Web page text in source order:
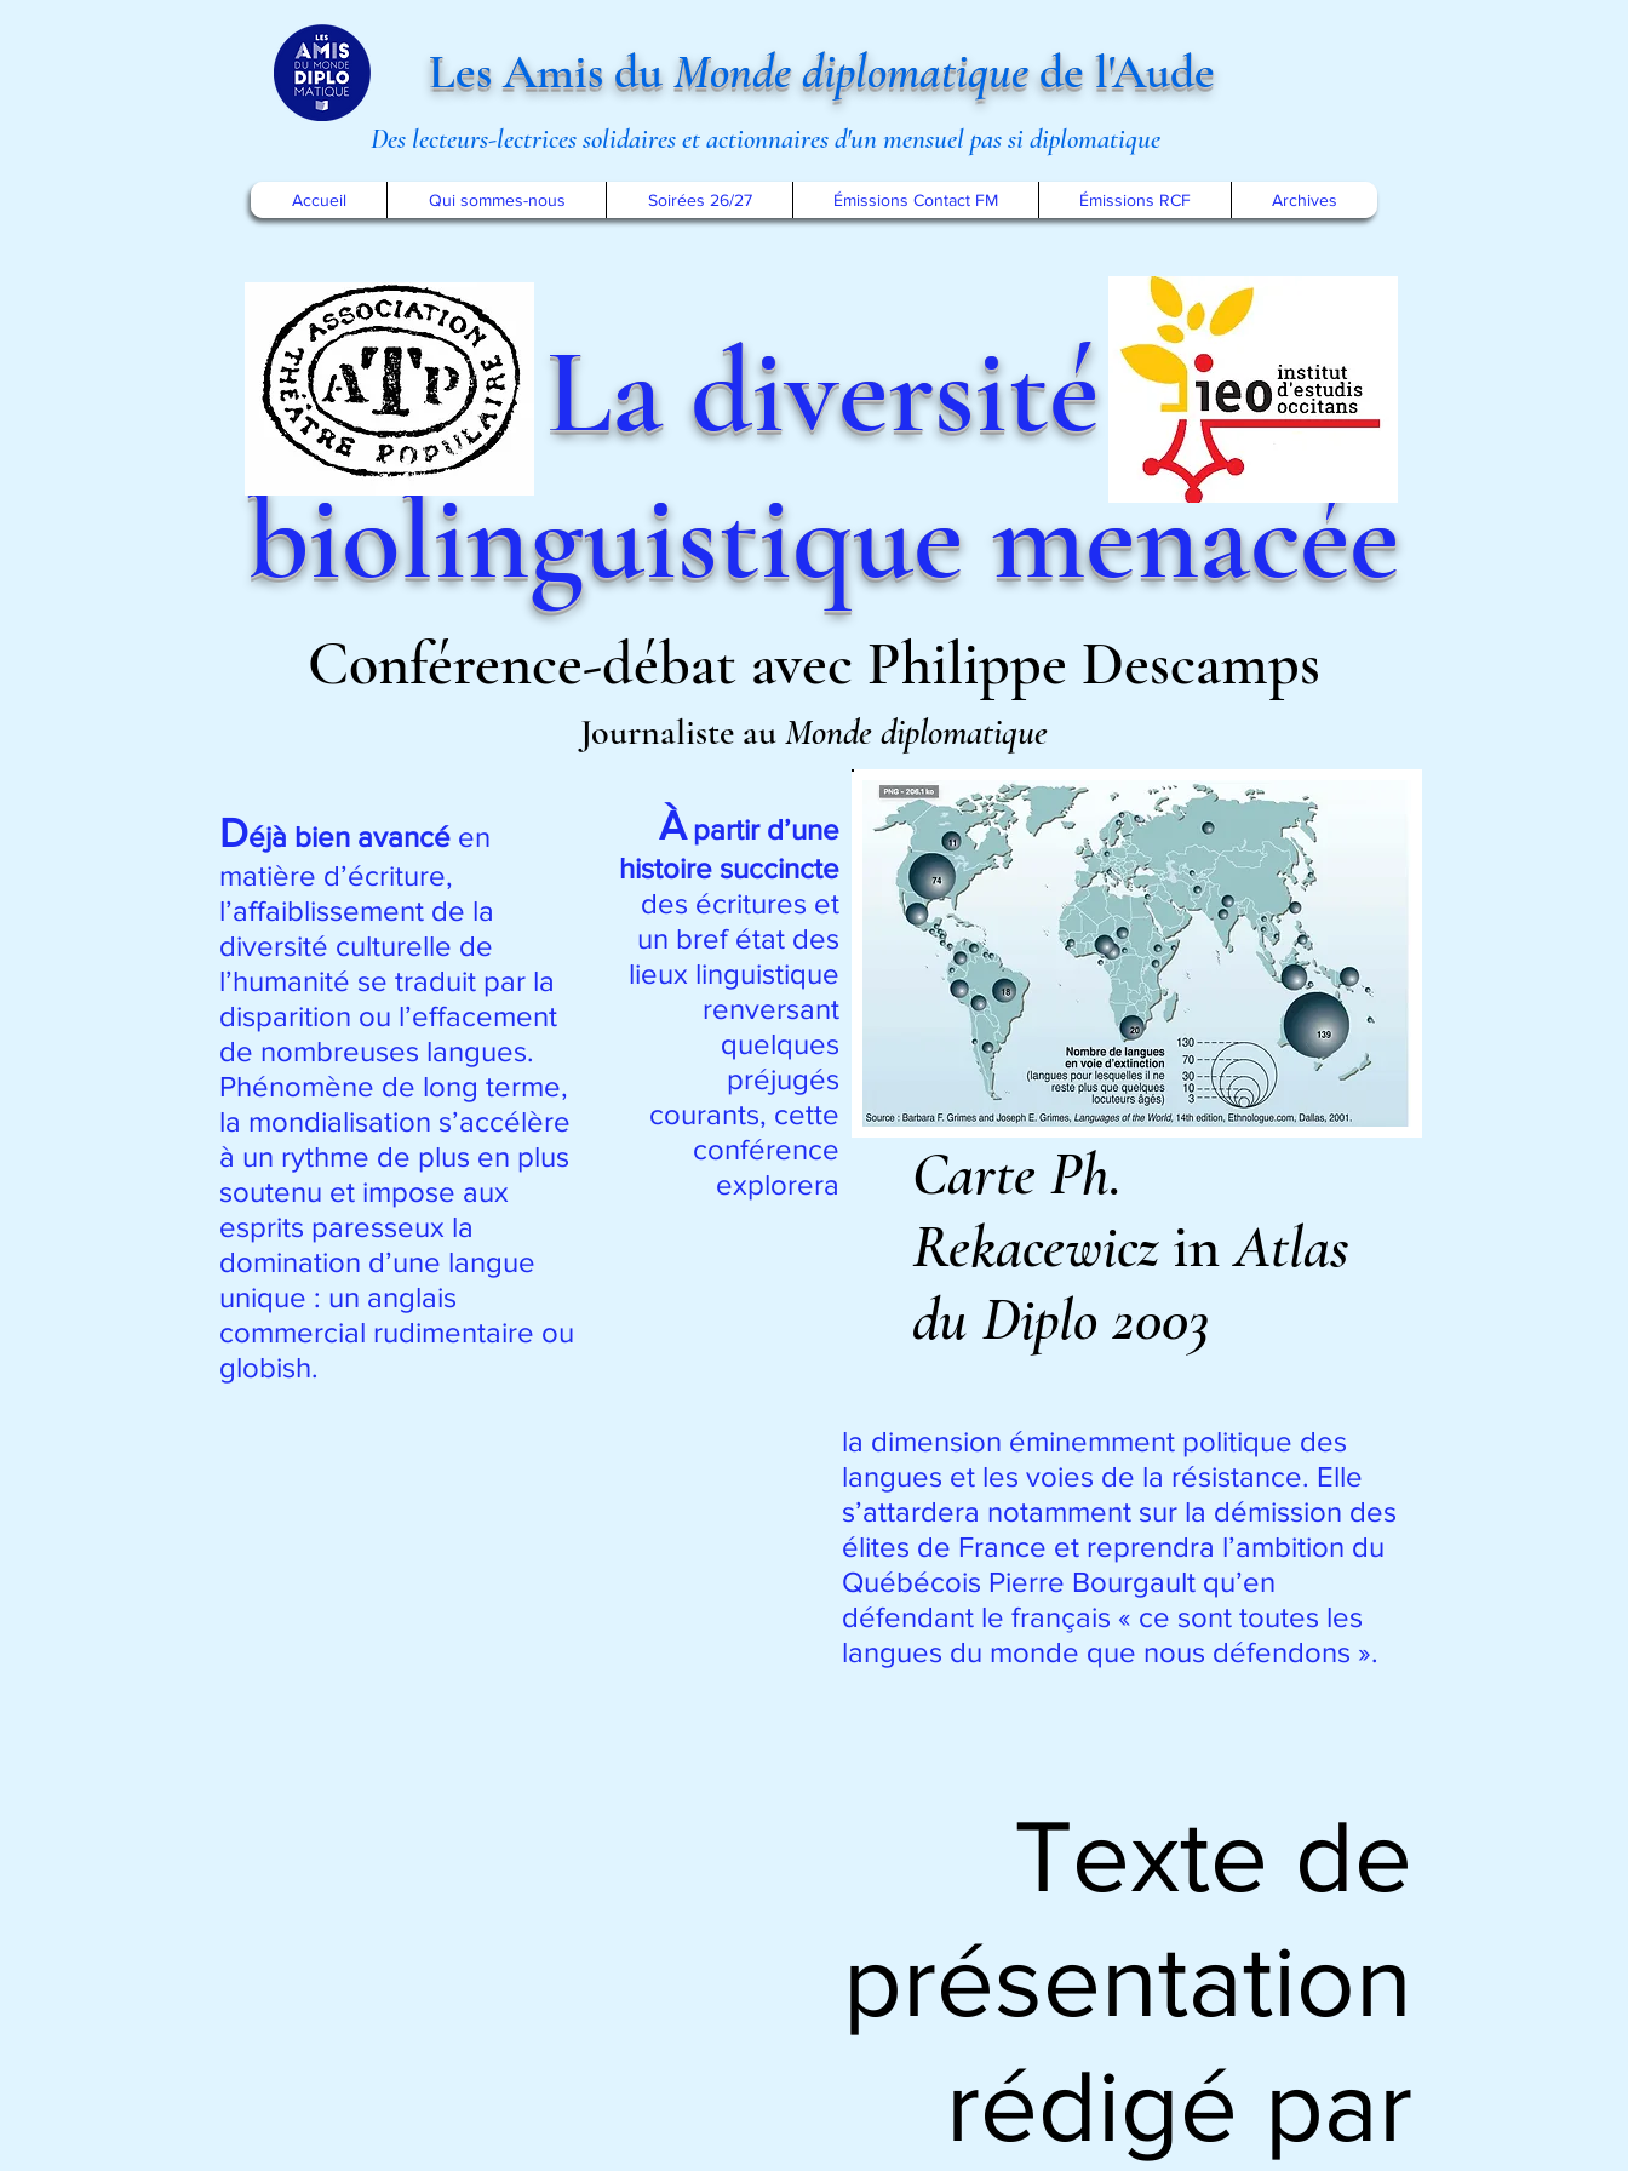
Les Amis duMonde diplomatiquede l'Aude
Des lecteurs-lectrices solidaires et actionnaires d'un mensuel pas si diplomatique
Accueil Qui sommes-nous Soirées 26/27 Émissions Contact FM Émissions RCF Archives
La diversité
biolinguistique menacée
Conférence-débat avec Philippe Descamps
Journaliste auMonde diplomatique
Déjà bien avancé en
matière d’écriture,
l’affaiblissement de la
diversité culturelle de
l’humanité se traduit par la
disparition ou l’effacement
de nombreuses langues.
Phénomène de long terme,
la mondialisation s’accélère
à un rythme de plus en plus
soutenu et impose aux
esprits paresseux la
domination d’une langue
unique : un anglais
commercial rudimentaire ou
globish.
Àpartir d’une
histoire succincte
des écritures et
un bref état des
lieux linguistique
renversant
quelques
préjugés
courants, cette
conférence
explorera
Carte Ph.
Rekacewicz inAtlas
du Diplo 2003
la dimension éminemment politique des
langues et les voies de la résistance. Elle
s’attardera notamment sur la démission des
élites de France et reprendra l’ambition du
Québécois Pierre Bourgault qu’en
défendant le français « ce sont toutes les
langues du monde que nous défendons ».
Texte de
présentation
rédigé par